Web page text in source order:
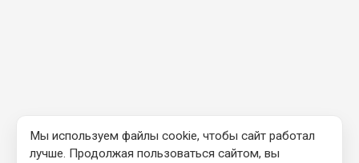
Мы используем файлы cookie, чтобы сайт работал
лучше. Продолжая пользоваться сайтом, вы